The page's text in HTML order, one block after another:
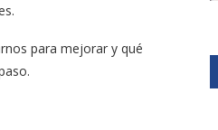
para mejorar y qué